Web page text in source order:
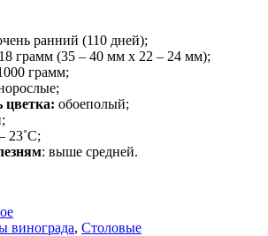
ранний (110 дней);
грамм (35 – 40 мм х 22 – 24 мм);
грамм;
цветка: обоеполый;
23˚С;
: выше средней.
винограда, Столовые